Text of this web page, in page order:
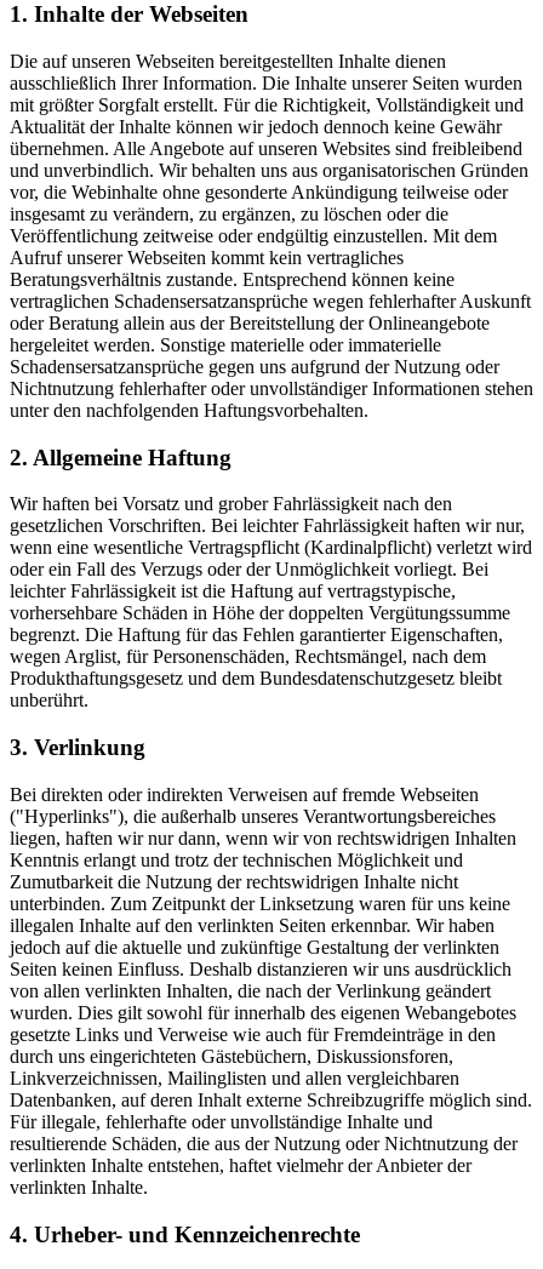
1. Inhalte der Webseiten
Die auf unseren Webseiten bereitgestellten Inhalte dienen
ausschließlich Ihrer Information. Die Inhalte unserer Seiten wurden
mit größter Sorgfalt erstellt. Für die Richtigkeit, Vollständigkeit und
Aktualität der Inhalte können wir jedoch dennoch keine Gewähr
übernehmen. Alle Angebote auf unseren Websites sind freibleibend
und unverbindlich. Wir behalten uns aus organisatorischen Gründen
vor, die Webinhalte ohne gesonderte Ankündigung teilweise oder
insgesamt zu verändern, zu ergänzen, zu löschen oder die
Veröffentlichung zeitweise oder endgültig einzustellen. Mit dem
Aufruf unserer Webseiten kommt kein vertragliches
Beratungsverhältnis zustande. Entsprechend können keine
vertraglichen Schadensersatzansprüche wegen fehlerhafter Auskunft
oder Beratung allein aus der Bereitstellung der Onlineangebote
hergeleitet werden. Sonstige materielle oder immaterielle
Schadensersatzansprüche gegen uns aufgrund der Nutzung oder
Nichtnutzung fehlerhafter oder unvollständiger Informationen stehen
unter den nachfolgenden Haftungsvorbehalten.
2. Allgemeine Haftung
Wir haften bei Vorsatz und grober Fahrlässigkeit nach den
gesetzlichen Vorschriften. Bei leichter Fahrlässigkeit haften wir nur,
wenn eine wesentliche Vertragspflicht (Kardinalpflicht) verletzt wird
oder ein Fall des Verzugs oder der Unmöglichkeit vorliegt. Bei
leichter Fahrlässigkeit ist die Haftung auf vertragstypische,
vorhersehbare Schäden in Höhe der doppelten Vergütungssumme
begrenzt. Die Haftung für das Fehlen garantierter Eigenschaften,
wegen Arglist, für Personenschäden, Rechtsmängel, nach dem
Produkthaftungsgesetz und dem Bundesdatenschutzgesetz bleibt
unberührt.
3. Verlinkung
Bei direkten oder indirekten Verweisen auf fremde Webseiten
("Hyperlinks"), die außerhalb unseres Verantwortungsbereiches
liegen, haften wir nur dann, wenn wir von rechtswidrigen Inhalten
Kenntnis erlangt und trotz der technischen Möglichkeit und
Zumutbarkeit die Nutzung der rechtswidrigen Inhalte nicht
unterbinden. Zum Zeitpunkt der Linksetzung waren für uns keine
illegalen Inhalte auf den verlinkten Seiten erkennbar. Wir haben
jedoch auf die aktuelle und zukünftige Gestaltung der verlinkten
Seiten keinen Einfluss. Deshalb distanzieren wir uns ausdrücklich
von allen verlinkten Inhalten, die nach der Verlinkung geändert
wurden. Dies gilt sowohl für innerhalb des eigenen Webangebotes
gesetzte Links und Verweise wie auch für Fremdeinträge in den
durch uns eingerichteten Gästebüchern, Diskussionsforen,
Linkverzeichnissen, Mailinglisten und allen vergleichbaren
Datenbanken, auf deren Inhalt externe Schreibzugriffe möglich sind.
Für illegale, fehlerhafte oder unvollständige Inhalte und
resultierende Schäden, die aus der Nutzung oder Nichtnutzung der
verlinkten Inhalte entstehen, haftet vielmehr der Anbieter der
verlinkten Inhalte.
4. Urheber- und Kennzeichenrechte